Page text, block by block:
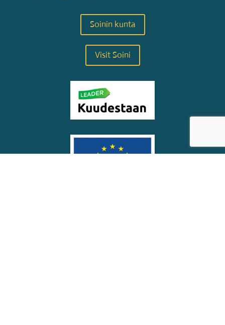
Soinin kunta
Visit Soini